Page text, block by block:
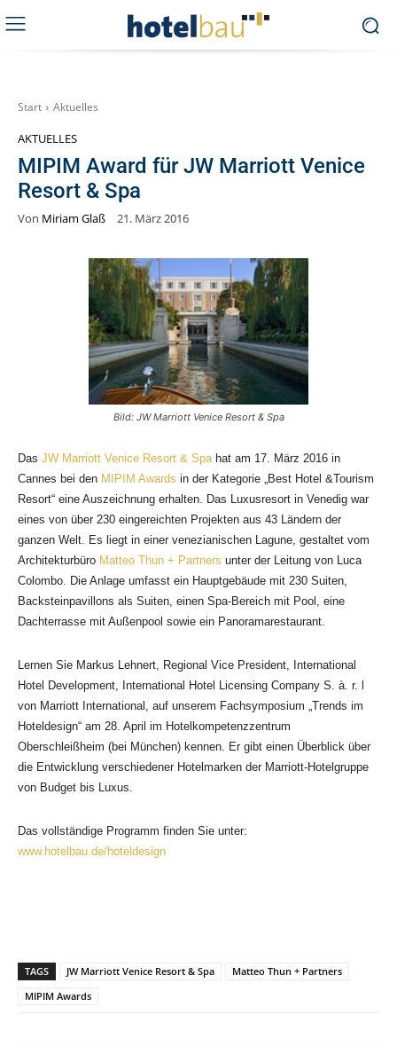
Start Aktuelles
AKTUELLES
MIPIM Award für JW Marriott Venice
Resort & Spa
Von Miriam Glaß 21. März 2016
Bild: JW Marriott Venice Resort & Spa
Das JW Marriott Venice Resort & Spahat am 17. März 2016 in
Cannes bei den MIPIM Awards in der Kategorie „Best Hotel &Tourism
Resort“ eine Auszeichnung erhalten. Das Luxusresort in Venedig war
eines von über 230 eingereichten Projekten aus 43 Ländern der
ganzen Welt. Es liegt in einer venezianischen Lagune, gestaltet vom
Architekturbüro Matteo Thun + Partners unter der Leitung von Luca
Colombo. Die Anlage umfasst ein Hauptgebäude mit 230 Suiten,
Backsteinpavillons als Suiten, einen Spa-Bereich mit Pool, eine
Dachterrasse mit Außenpool sowie ein Panoramarestaurant.
Lernen Sie Markus Lehnert, Regional Vice President, International
Hotel Development, International Hotel Licensing Company S. à. r. l
von Marriott International, auf unserem Fachsymposium „Trends im
Hoteldesign“ am 28. April im Hotelkompetenzzentrum
Oberschleißheim (bei München) kennen. Er gibt einen Überblick über
die Entwicklung verschiedener Hotelmarken der Marriott-Hotelgruppe
von Budget bis Luxus.
Das vollständige Programm finden Sie unter:
www.hotelbau.de/hoteldesign
TAGS JW Marriott Venice Resort & Spa
Matteo Thun + Partners
MIPIM Awards